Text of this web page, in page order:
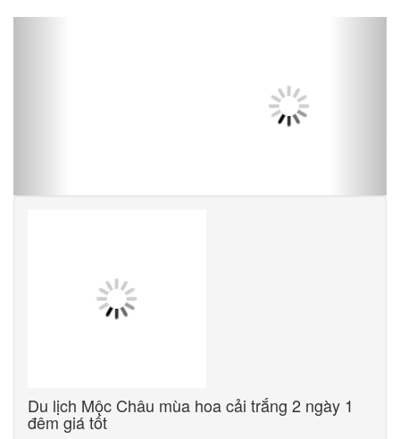
Du lịch Mộc Châu mùa hoa cải trắng 2 ngày 1
đêm giá tốt